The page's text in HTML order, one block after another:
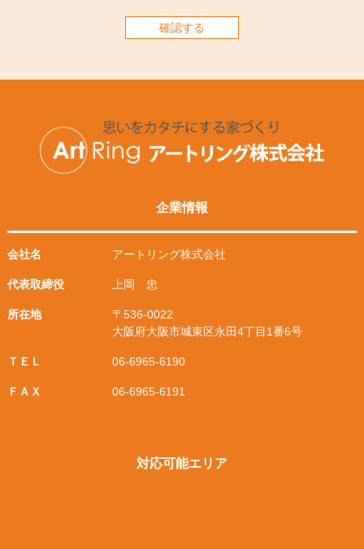
確認する
企業情報
会社名 アートリング株式会社
代表取締役 上岡 忠
所在地
〒536-0022
大阪府大阪市城東区永田4丁目1番6号
ＴＥＬ 06-6965-6190
ＦＡＸ 06-6965-6191
対応可能エリア